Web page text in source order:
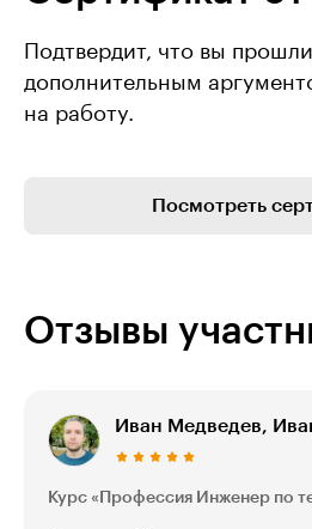
Подтвердит, что вы
дополнительным
на работу.
Посмотреть
Отзывы
Иван Медведев,
Курс «Профессия Инженер по